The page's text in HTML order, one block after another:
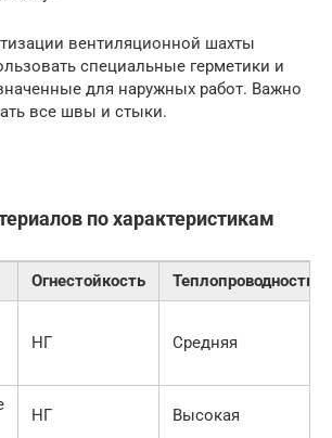
вентиляционной шахты
специальные герметики и
для наружных работ. Важно
все швы и стыки.
по характеристикам
Огнестойкость
Теплопроводность
НГ Средняя
НГ Высокая